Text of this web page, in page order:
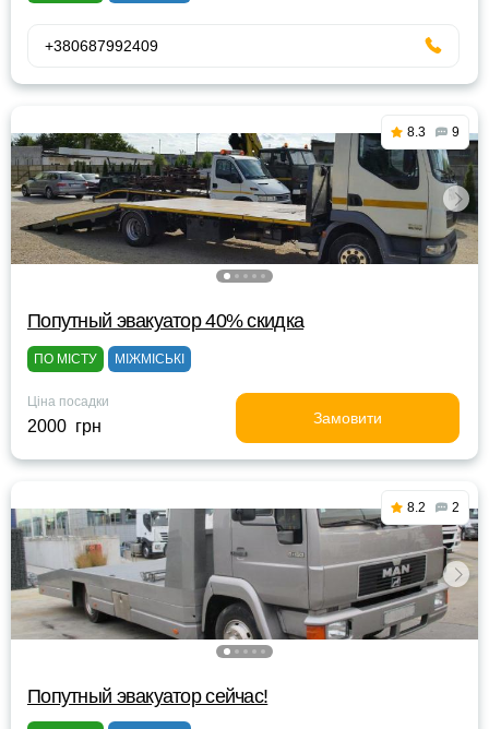
+380687992409
8.3 9
Попутный эвакуатор 40% скидка
ПО МІСТУ МІЖМІСЬКІ
Ціна посадки
2000 грн Замовити
8.2 2
Попутный эвакуатор сейчас!